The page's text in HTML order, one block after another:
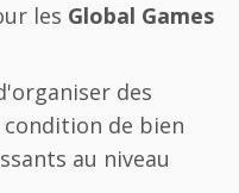
les Global Games
des
condition de bien
au niveau